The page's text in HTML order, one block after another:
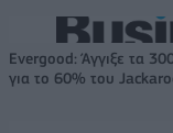
Evergood: Άγγιξε τα
για το 60% του